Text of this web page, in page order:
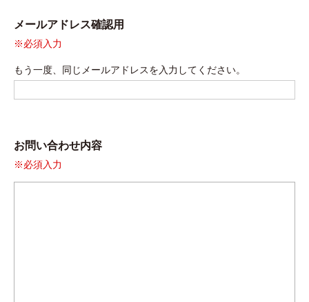
メールアドレス確認用
※必須入力
もう一度、同じメールアドレスを入力してください。
お問い合わせ内容
※必須入力